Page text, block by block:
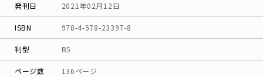
発刊日 2021年02月12日
ISBN 978-4-578-23397-8
判型 B5
ページ数 136ページ